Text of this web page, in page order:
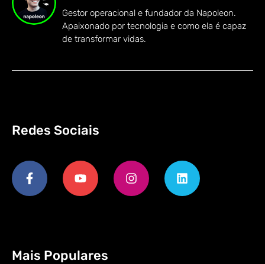
Gestor operacional e fundador da Napoleon.
Apaixonado por tecnologia e como ela é capaz
de transformar vidas.
Redes Sociais
Mais Populares